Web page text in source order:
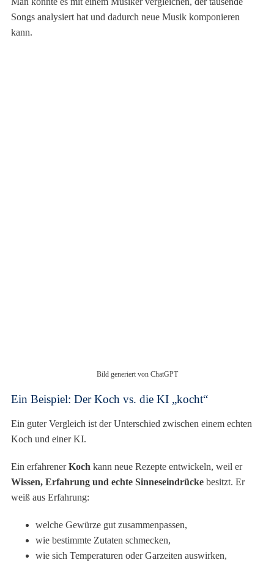
Songs analysiert hat und dadurch neue Musik komponieren
kann.
Bild generiert von ChatGPT
Ein Beispiel: Der Koch vs. die KI „kocht“
Ein guter Vergleich ist der Unterschied zwischen einem echten
Koch und einer KI.
Ein erfahrenerKoch kann neue Rezepte entwickeln, weil er
Wissen, Erfahrung und echte Sinneseindrücke besitzt. Er
weiß aus Erfahrung:
welche Gewürze gut zusammenpassen,
wie bestimmte Zutaten schmecken,
wie sich Temperaturen oder Garzeiten auswirken,